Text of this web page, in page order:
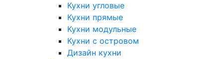
Кухни угловые
Кухни прямые
Кухни модульные
Кухни с островом
Дизайн кухни